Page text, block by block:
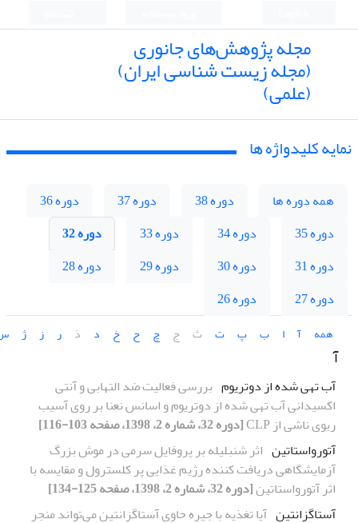
مجله پژوهش‌های جانوری
(مجله زیست شناسی ایران)
(علمی)
نمایه کلیدواژه ها
همه دوره ها دوره 38 دوره 37
دوره 36
دوره 35
دوره 34 دوره 33
دوره 32
دوره 31
دوره 30 دوره 29
دوره 28
دوره 27
دوره 26
همه آ ا ب پ ت ث ج چ ح خ د ذ ر ز ژ
آ
آب تهی شده از دوتریوم بررسی فعالیت ضد التهابی و آنتی
اکسیدانی آب تهی شده از دوتریوم و اسانس نعنا بر روی آسیب
ریوی ناشی از CLP
[دوره 32، شماره 2، 1398، صفحه 103-116]
آتورواستاتین اثر شنبلیله بر پروفایل سرمی در موش بزرگ
آزمایشگاهی دریافت کننده رژیم غذایی پر کلسترول و مقایسه با
اثر آتورواستاتین[دوره 32، شماره 2، 1398، صفحه 125-134]
آستاگزانتین آیا تغذیه با جیره حاوی آستاگزانتین می‌تواند منجر